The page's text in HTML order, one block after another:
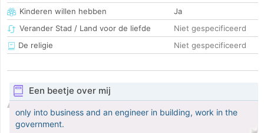
Kinderen willen hebben
Ja
Verander Stad / Land voor de liefde
Niet gespecificeerd
De religie
Niet gespecificeerd
Een beetje over mij
only into business and an engineer in building, work in the
government.